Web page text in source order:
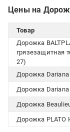
Цены на
Товар
Дорожка
грязезащитная
27)
Дорожка Dariana
Дорожка Dariana
Дорожка
Дорожка PLATO